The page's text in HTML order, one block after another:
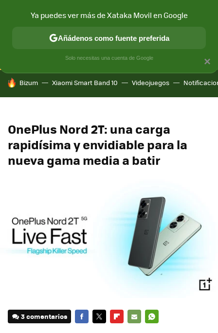
CONECTIVIDAD MÓVIL Y SOCIEDAD APLICACIONES
HOY SE HABLA DE
Bizum Xiaomi Smart Band 10 Videojuegos
OnePlus Nord 2T: una carga
rapidísima y envidiable para la
nueva gama media a batir
3 comentarios
×
Ya puedes ver más de Xataka Movil en Google
Añádenos como fuente preferida
Solo necesitas una cuenta de Google